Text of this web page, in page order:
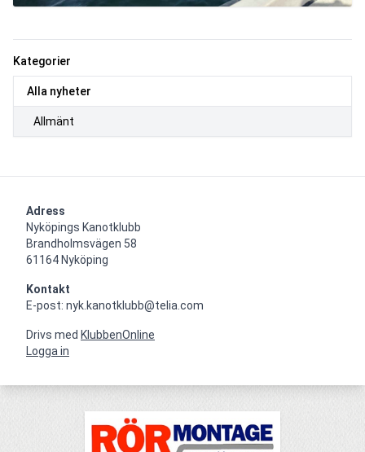
Kategorier
Alla nyheter
Allmänt
Adress
Nyköpings Kanotklubb
Brandholmsvägen 58
61164 Nyköping
Kontakt
E-post: nyk.kanotklubb@telia.com
Drivs med KlubbenOnline
Logga in